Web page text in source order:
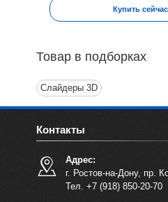
Купить сейчас
Товар в подборках
Слайдеры 3D
Контакты
Адрес:
г. Ростов-на-Дону, пр.
Тел. +7 (918) 850-20-70